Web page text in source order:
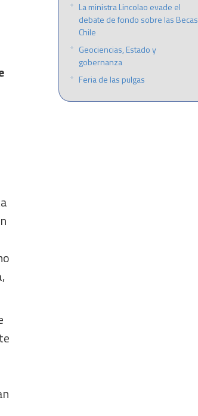
La ministra Lincolao evade el
debate de fondo sobre las Becas
Chile
Geociencias, Estado y
gobernanza
Feria de las pulgas